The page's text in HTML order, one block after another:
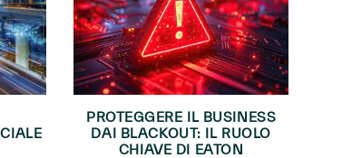
PROTEGGERE IL BUSINESS
DAI BLACKOUT: IL RUOLO
CHIAVE DI EATON